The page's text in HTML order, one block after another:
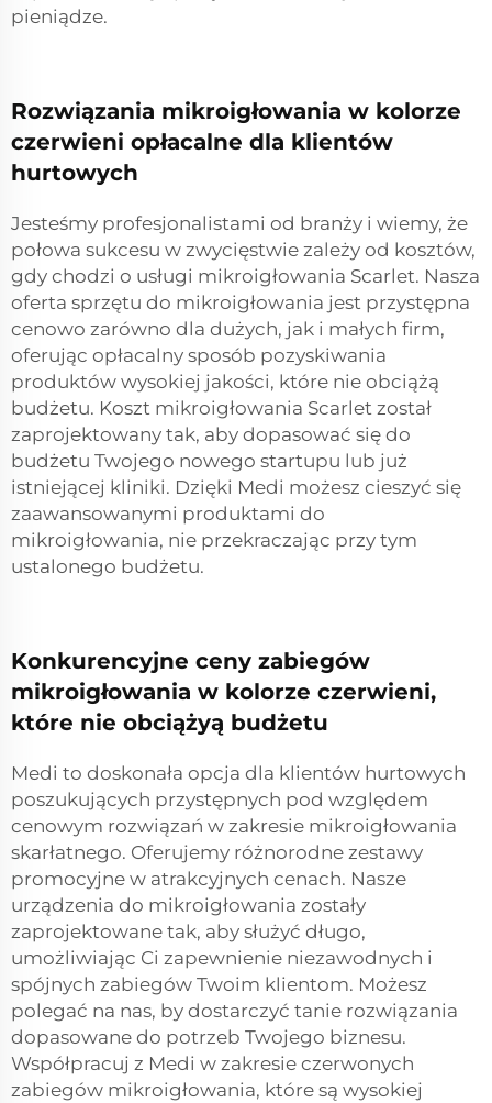
pieniądze.
Rozwiązania mikroigłowania w kolorze
czerwieni opłacalne dla klientów
hurtowych
Jesteśmy profesjonalistami od branży i wiemy, że
połowa sukcesu w zwycięstwie zależy od kosztów,
gdy chodzi o usługi mikroigłowania Scarlet. Nasza
oferta sprzętu do mikroigłowania jest przystępna
cenowo zarówno dla dużych, jak i małych firm,
oferując opłacalny sposób pozyskiwania
produktów wysokiej jakości, które nie obciążą
budżetu. Koszt mikroigłowania Scarlet został
zaprojektowany tak, aby dopasować się do
budżetu Twojego nowego startupu lub już
istniejącej kliniki. Dzięki Medi możesz cieszyć się
zaawansowanymi produktami do
mikroigłowania, nie przekraczając przy tym
ustalonego budżetu.
Konkurencyjne ceny zabiegów
mikroigłowania w kolorze czerwieni,
które nie obciążyą budżetu
Medi to doskonała opcja dla klientów hurtowych
poszukujących przystępnych pod względem
cenowym rozwiązań w zakresie mikroigłowania
skarłatnego. Oferujemy różnorodne zestawy
promocyjne w atrakcyjnych cenach. Nasze
urządzenia do mikroigłowania zostały
zaprojektowane tak, aby służyć długo,
umożliwiając Ci zapewnienie niezawodnych i
spójnych zabiegów Twoim klientom. Możesz
polegać na nas, by dostarczyć tanie rozwiązania
dopasowane do potrzeb Twojego biznesu.
Współpracuj z Medi w zakresie czerwonych
zabiegów mikroigłowania, które są wysokiej